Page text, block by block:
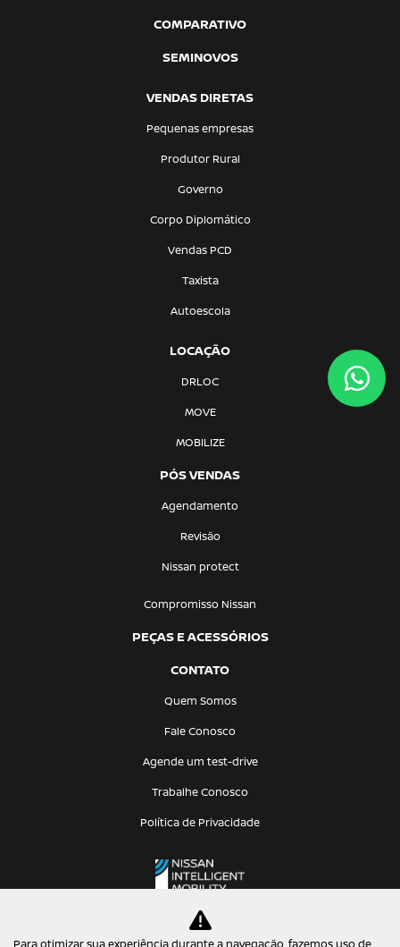
COMPARATIVO
SEMINOVOS
VENDAS DIRETAS
Pequenas empresas
Produtor Rural
Governo
Corpo Diplomático
Vendas PCD
Taxista
Autoescola
LOCAÇÃO
DRLOC
MOVE
MOBILIZE
PÓS VENDAS
Agendamento
Revisão
Nissan protect
Compromisso Nissan
PEÇAS E ACESSÓRIOS
CONTATO
Quem Somos
Fale Conosco
Agende um test-drive
Trabalhe Conosco
Política de Privacidade
Para otimizar sua experiência durante a navegação, fazemos uso de